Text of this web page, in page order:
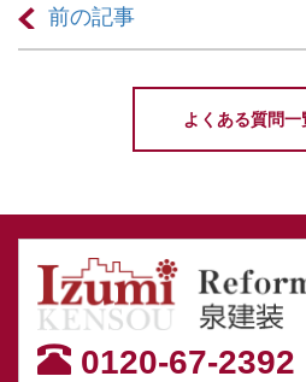
前の記事
よくある質問一
0120-67-2392